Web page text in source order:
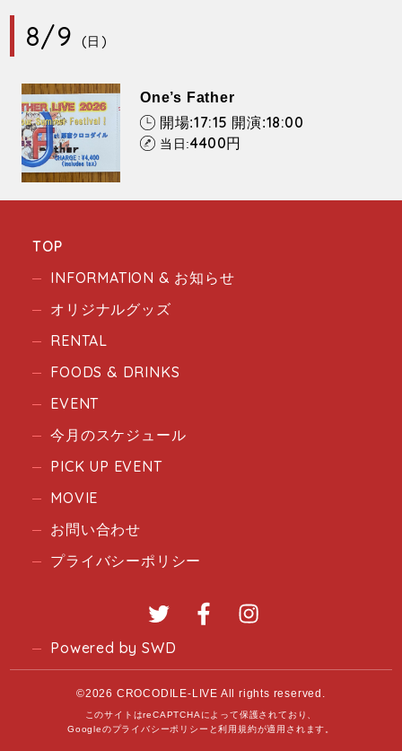
8/9 (日)
One’s Father
開場:17:15 開演:18:00
当日:4400円
TOP
INFORMATION & お知らせ
オリジナルグッズ
RENTAL
FOODS & DRINKS
EVENT
今月のスケジュール
PICK UP EVENT
MOVIE
お問い合わせ
プライバシーポリシー
Twitter Facebook
Powered by SWD
©2026 CROCODILE-LIVE All rights reserved.
このサイトはreCAPTCHAによって保護されており、
Googleのプライバシーポリシー と利用規約が適用されます。